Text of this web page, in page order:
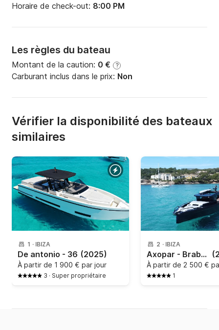
Horaire de check-out: 8:00 PM
Les règles du bateau
Montant de la caution: 0 € ?
Carburant inclus dans le prix: Non
Vérifier la disponibilité des bateaux
similaires
1 · IBIZA
De antonio - 36 (2025)
À partir de 1 900 € par jour
3 · Super propriétaire
2 · IBIZA
Axopar - Brabus Shadow 900 Cross Cabin Deep Blue
À partir de 2 500 €
1